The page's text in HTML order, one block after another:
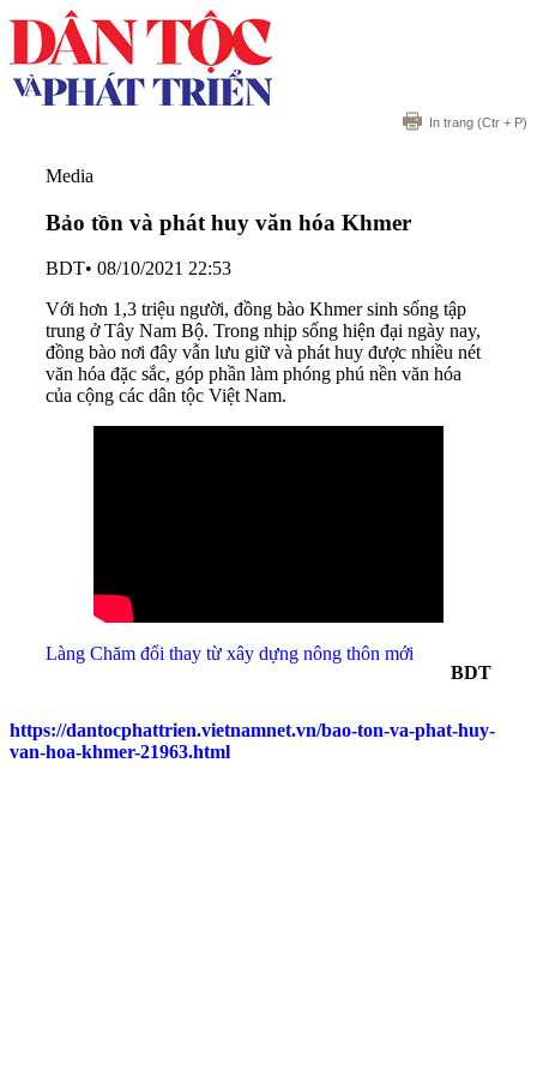
In trang (Ctr + P)
Media
Bảo tồn và phát huy văn hóa Khmer
BDT• 08/10/2021 22:53
Với hơn 1,3 triệu người, đồng bào Khmer sinh sống tập
trung ở Tây Nam Bộ. Trong nhịp sống hiện đại ngày nay,
đồng bào nơi đây vẫn lưu giữ và phát huy được nhiều nét
văn hóa đặc sắc, góp phần làm phóng phú nền văn hóa
của cộng các dân tộc Việt Nam.
Làng Chăm đổi thay từ xây dựng nông thôn mới
BDT
https://dantocphattrien.vietnamnet.vn/bao-ton-va-phat-huy-
van-hoa-khmer-21963.html